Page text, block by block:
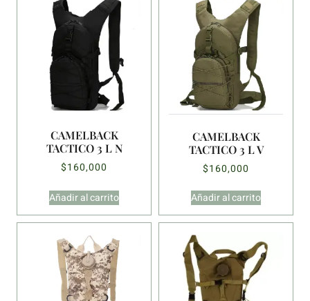
CAMELBACK
TACTICO 3 L N
$160,000
Añadir al carrito
CAMELBACK
TACTICO 3 L V
$160,000
Añadir al carrito